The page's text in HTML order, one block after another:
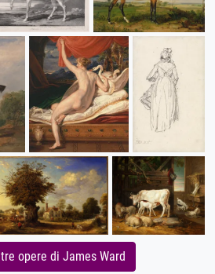
opere di James Ward